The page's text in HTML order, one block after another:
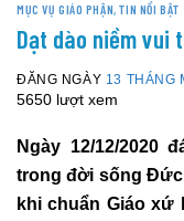
MỤC VỤ GIÁO PHẬN,TIN NỔI BẬT
Dạt dào niềm vui
ĐĂNG NGÀY 13 THÁNG
5650 lượt xem
Ngày 12/12/2020
trong đời sống Đức
khi chuẩn Giáo